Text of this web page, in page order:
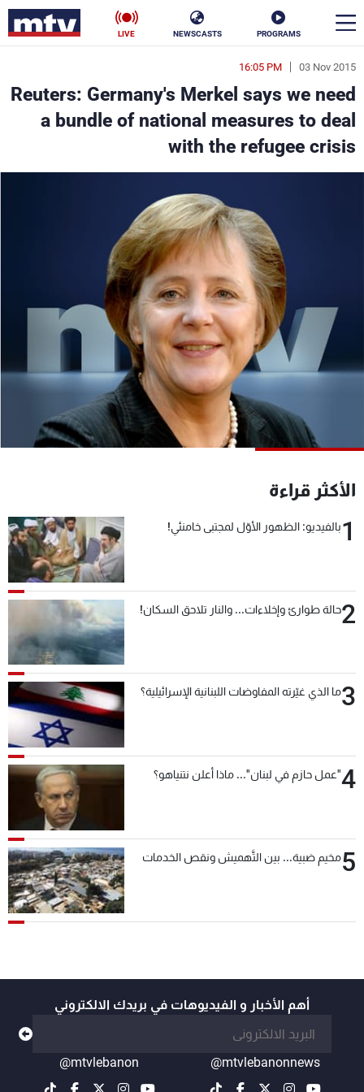
PROGRAMS
NEWSCASTS
LIVE
03 Nov 2015
16:05 PM
Reuters: Germany's Merkel says we need
a bundle of national measures to deal
with the refugee crisis
الأكثر قراءة
1بالفيديو: الظهور الأوّل لمجتبى خامنئي!
2حالة طوارئ وإخلاءات... والنار تلاحق السكان!
3ما الذي غيّرته المفاوضات اللبنانية الإسرائيلية؟
4"عمل حازم في لبنان"... ماذا أعلن نتنياهو؟
5مخيم ضبية... بين التَّهميش ونقص الخدمات
أهم الأخبار و الفيديوهات في بريدك الالكتروني
@mtvlebanonnews
@mtvlebanon
en
الأخبار
سياسة ناس
رياضة
كأس العالم
البرامج
جدول البرامج
شاهد البرامج
لاعلاناتكم